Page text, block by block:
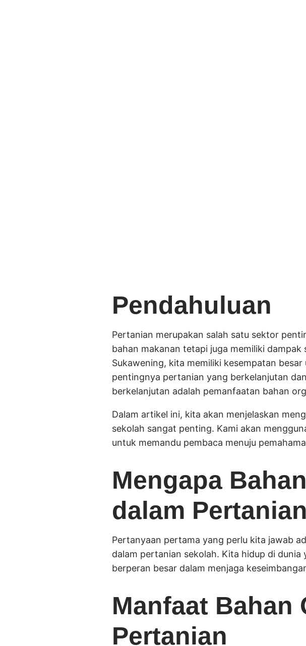
Pendahuluan
Pertanian merupakan salah satu sektor
bahan makanan tetapi juga memiliki
Sukawening, kita memiliki kesempatan
pentingnya pertanian yang berkelanjutan
berkelanjutan adalah pemanfaatan bahan
Dalam artikel ini, kita akan menjelaskan
sekolah sangat penting. Kami akan
untuk memandu pembaca menuju
Mengapa
dalam
Pertanyaan pertama yang perlu kita jawab
dalam pertanian sekolah. Kita hidup di
berperan besar dalam menjaga
Manfaat Bahan
Pertanian